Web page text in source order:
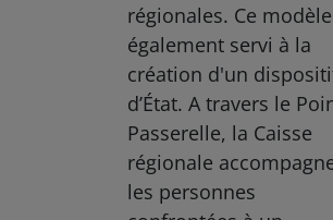
régionales. Ce
également servi à la
création d'un
d’État. A travers le
Passerelle, la Caisse
régionale
les personnes